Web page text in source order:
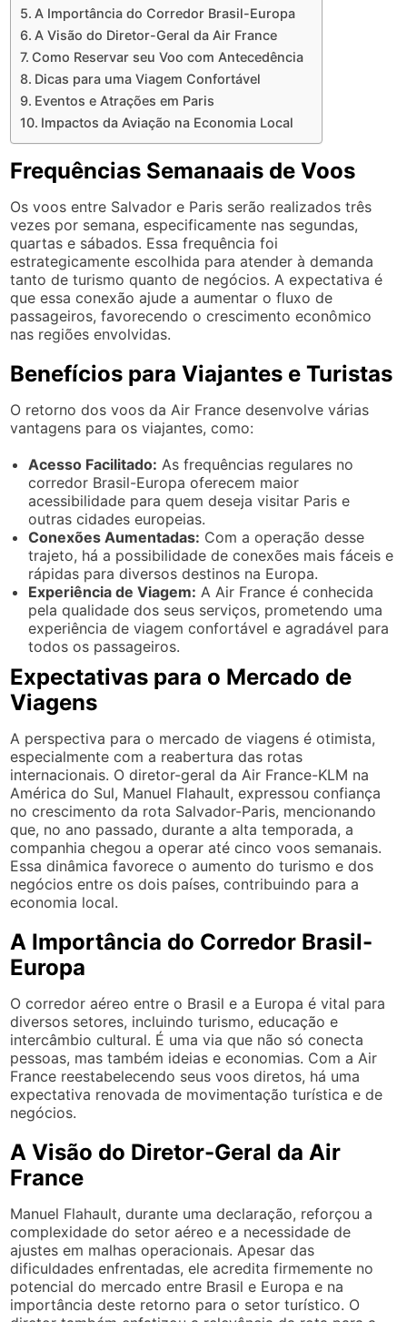
A Importância do Corredor Brasil-Europa
A Visão do Diretor-Geral da Air France
Como Reservar seu Voo com Antecedência
Dicas para uma Viagem Confortável
Eventos e Atrações em Paris
Impactos da Aviação na Economia Local
Frequências Semanaais de Voos
Os voos entre Salvador e Paris serão realizados três
vezes por semana, especificamente nas segundas,
quartas e sábados. Essa frequência foi
estrategicamente escolhida para atender à demanda
tanto de turismo quanto de negócios. A expectativa é
que essa conexão ajude a aumentar o fluxo de
passageiros, favorecendo o crescimento econômico
nas regiões envolvidas.
Benefícios para Viajantes e Turistas
O retorno dos voos da Air France desenvolve várias
vantagens para os viajantes, como:
Acesso Facilitado: As frequências regulares no
corredor Brasil-Europa oferecem maior
acessibilidade para quem deseja visitar Paris e
outras cidades europeias.
Conexões Aumentadas: Com a operação desse
trajeto, há a possibilidade de conexões mais fáceis e
rápidas para diversos destinos na Europa.
Experiência de Viagem: A Air France é conhecida
pela qualidade dos seus serviços, prometendo uma
experiência de viagem confortável e agradável para
todos os passageiros.
Expectativas para o Mercado de
Viagens
A perspectiva para o mercado de viagens é otimista,
especialmente com a reabertura das rotas
internacionais. O diretor-geral da Air France-KLM na
América do Sul, Manuel Flahault, expressou confiança
no crescimento da rota Salvador-Paris, mencionando
que, no ano passado, durante a alta temporada, a
companhia chegou a operar até cinco voos semanais.
Essa dinâmica favorece o aumento do turismo e dos
negócios entre os dois países, contribuindo para a
economia local.
A Importância do Corredor Brasil-
Europa
O corredor aéreo entre o Brasil e a Europa é vital para
diversos setores, incluindo turismo, educação e
intercâmbio cultural. É uma via que não só conecta
pessoas, mas também ideias e economias. Com a Air
France reestabelecendo seus voos diretos, há uma
expectativa renovada de movimentação turística e de
negócios.
A Visão do Diretor-Geral da Air
France
Manuel Flahault, durante uma declaração, reforçou a
complexidade do setor aéreo e a necessidade de
ajustes em malhas operacionais. Apesar das
dificuldades enfrentadas, ele acredita firmemente no
potencial do mercado entre Brasil e Europa e na
importância deste retorno para o setor turístico. O